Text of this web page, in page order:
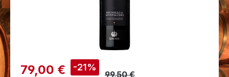
Verkaufspreis:
79,00 € -21%
99,50 €